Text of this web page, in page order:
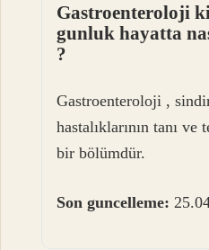
Gastroenteroloji
gunluk hayatta
?
Gastroenteroloji ,
hastalıklarının tanı
bir bölümdür.
Son guncelleme: